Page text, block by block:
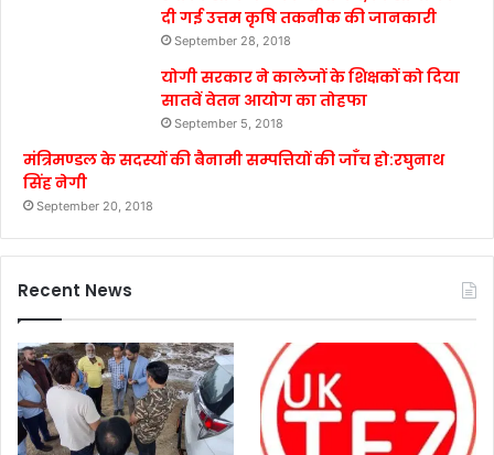
दी गई उत्तम कृषि तकनीक की जानकारी
September 28, 2018
योगी सरकार ने कालेजों के शिक्षकों को दिया
सातवें वेतन आयोग का तोहफा
September 5, 2018
मंत्रिमण्डल के सदस्यों की बैनामी सम्पत्तियों की जाँच हो:रघुनाथ
सिंह नेगी
September 20, 2018
Recent News